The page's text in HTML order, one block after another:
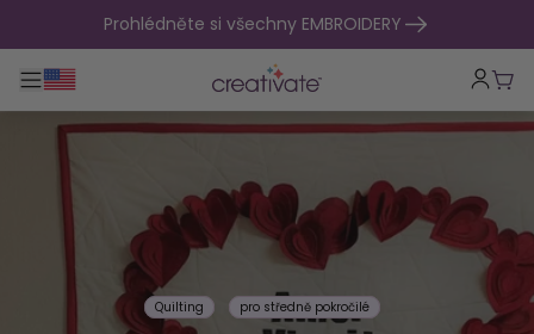
přejít na obsahProhlédněte si všechny EMBROIDERY
Přepnout hlavní navigaci
Quilting pro středně pokročilé